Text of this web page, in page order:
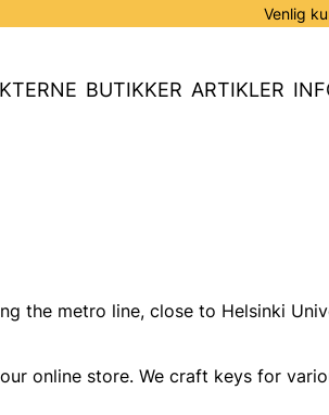
Venlig
BUTIKKER ARTIKLER
the metro line, close to Helsinki
online store. We craft keys for